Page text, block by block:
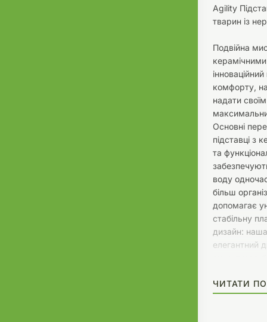
Agility
тварин із
Подвійна
комфорту,
надати
Основні
підставці з
та
воду
більш
допомагає
стабільну
дизайн:
елегантний
середовищі,
ЧИТАТИ